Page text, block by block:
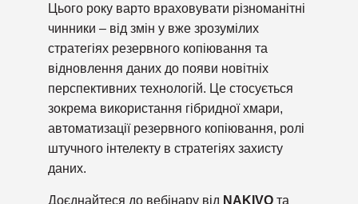
Цього року варто враховувати різноманітні
чинники – від змін у вже зрозумілих
стратегіях резервного копіювання та
відновлення даних до появи новітніх
перспективних технологій. Це стосується
зокрема використання гібридної хмари,
автоматизації резервного копіювання, ролі
штучного інтелекту в стратегіях захисту
даних.
Доєднайтеся до вебінару від NAKIVO та